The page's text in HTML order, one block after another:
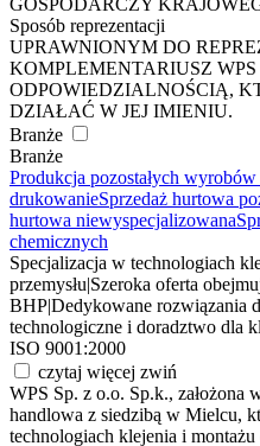
GOSPODARCZY
Sposób reprezentacji
UPRAWNIONYM DO
KOMPLEMENTARIUSZ
ODPOWIEDZIALNOŚCIĄ,
DZIAŁAĆ W JEJ IMIENIU.
Branże
Branże
Produkcja pozostałych
drukowanieSprzedaż hurtowa
hurtowa niewyspecjalizowana
chemicznych
Specjalizacja w technologiach
przemysłu Szeroka oferta
BHPDedykowane rozwiązania
technologiczne i doradztwo dla
ISO 9001:2000
czytaj więcej zwiń
WPS Sp. z o.o. Sp.k., założona
handlowa z siedzibą w Mielcu,
technologiach klejenia i